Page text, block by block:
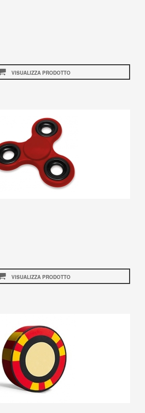
VISUALIZZA PRODOTTO
VISUALIZZA PRODOTTO